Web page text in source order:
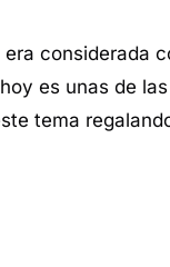
considerada
es unas de
tema